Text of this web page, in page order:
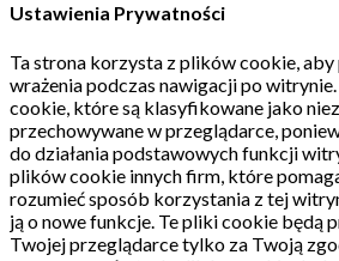
Ustawienia Prywatności
Ta strona korzysta z plików cookie,
wrażenia podczas nawigacji po witrynie.
cookie, które są klasyfikowane jako
przechowywane w przeglądarce,
do działania podstawowych funkcji
plików cookie innych firm, które
rozumieć sposób korzystania z tej
ją o nowe funkcje. Te pliki cookie będą
Twojej przeglądarce tylko za Twoją